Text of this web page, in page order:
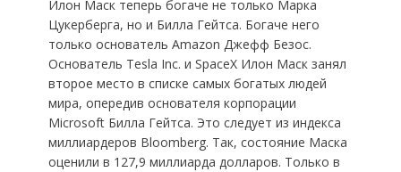
Илон Маск теперь богаче не только Марка
Цукерберга, но и Билла Гейтса. Богаче него
только основатель Amazon Джефф Безос.
Основатель Tesla Inc. и SpaceX Илон Маск занял
второе место в списке самых богатых людей
мира, опередив основателя корпорации
Microsoft Билла Гейтса. Это следует из индекса
миллиардеров Bloomberg. Так, состояние Маска
оценили в 127,9 миллиарда долларов. Только в